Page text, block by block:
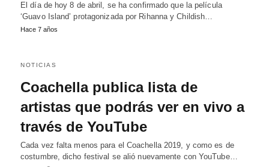
El día de hoy 8 de abril, se ha confirmado que la película
‘Guavo Island’ protagonizada por Rihanna y Childish…
Hace 7 años
NOTICIAS
Coachella publica lista de
artistas que podrás ver en vivo a
través de YouTube
Cada vez falta menos para el Coachella 2019, y como es de
costumbre, dicho festival se alió nuevamente con YouTube…